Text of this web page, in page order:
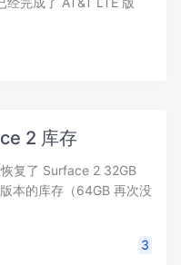
2 库存
复了 Surface 2 32GB
本的库存（64GB 再次没
3